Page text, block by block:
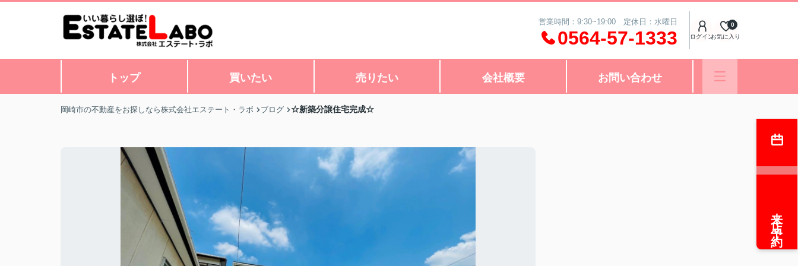
営業時間：9:30~19:00 定休日：水曜日
0564-57-1333 ログインお気に入り
0
トップ 買いたい 売りたい 会社概要 お問い合わせ
岡崎市の不動産をお探しなら株式会社エステート・ラボ ブログ ☆新築分譲住宅完成☆
来店予約